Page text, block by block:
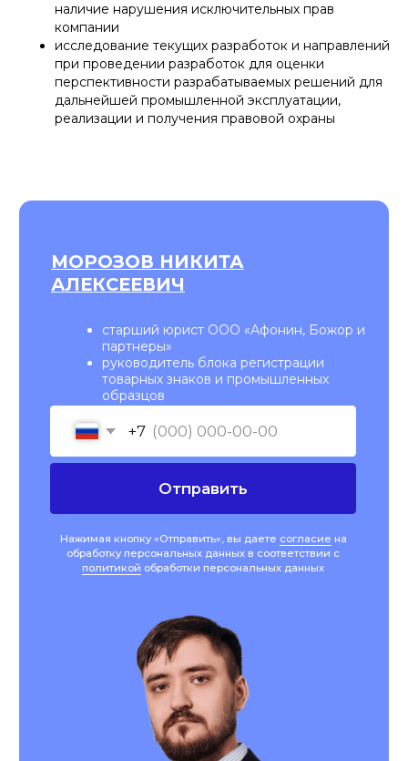
наличие нарушения исключительных прав
компании
исследование текущих разработок и направлений
при проведении разработок для оценки
перспективности разрабатываемых решений для
дальнейшей промышленной эксплуатации,
реализации и получения правовой охраны
diligence и после его завершения:
Юридическое
сопровождение
регистрирует вновь выявленные РИД
разрабатывает рекомендации по
управлению активами и их защите
разрабатывает стратегию по правовой
охране внутренних разработок
патентные исследования
для определения целесообразности
регистрации объектов
интеллектуальной собственности
проводитинвентаризациювсех
учтенных и вновь выявленных